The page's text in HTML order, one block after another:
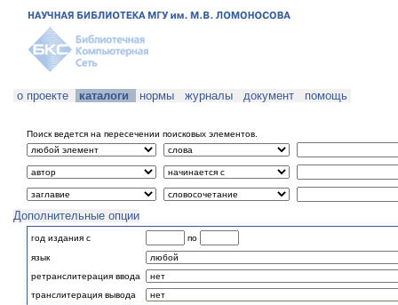
о проекте каталоги нормы журналы документ помощь
Поиск ведется на пересечении поисковых элементов.
Дополнительные опции
год издания с
по
язык
ретранслитерация ввода
транслитерация вывода